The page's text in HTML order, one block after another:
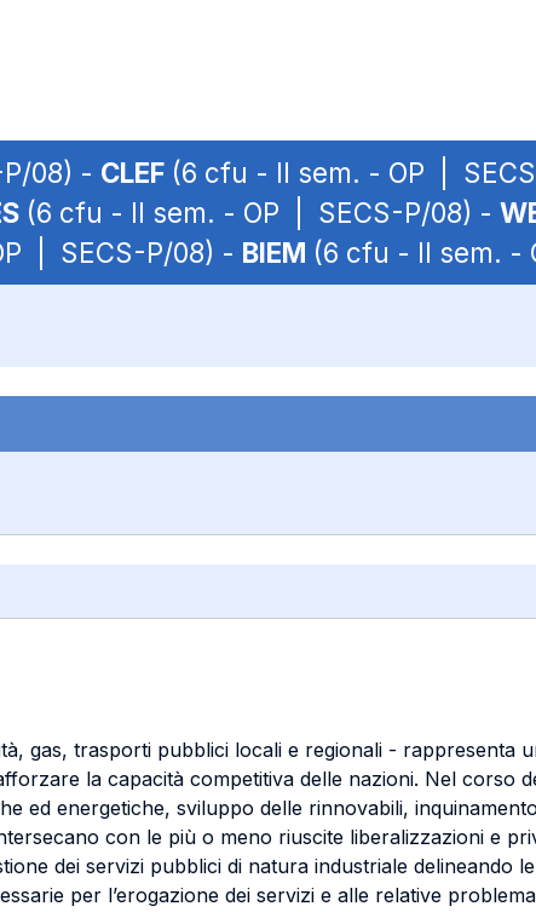
08) - CLEF (6 cfu - II sem. - OP |
(6 cfu - II sem. - OP | SECS-P/08) -
| SECS-P/08) - BIEM (6 cfu - II sem. -
gas, trasporti pubblici locali e regionali - rappresenta
la capacità competitiva delle nazioni. Nel corso
ed energetiche, sviluppo delle rinnovabili,
con le più o meno riuscite liberalizzazioni e
dei servizi pubblici di natura industriale delineando
per l’erogazione dei servizi e alle relative